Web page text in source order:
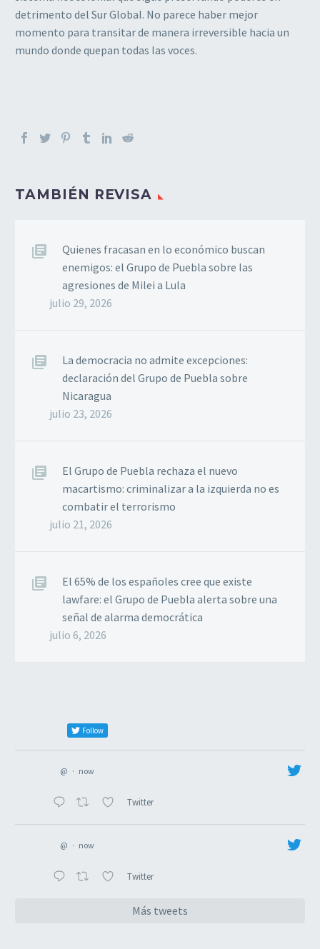
detrimento del Sur Global. No parece haber mejor
momento para transitar de manera irreversible hacia un
mundo donde quepan todas las voces.
TAMBIÉN REVISA
Quienes fracasan en lo económico buscan
enemigos: el Grupo de Puebla sobre las
agresiones de Milei a Lula
julio 29, 2026
La democracia no admite excepciones:
declaración del Grupo de Puebla sobre
Nicaragua
julio 23, 2026
El Grupo de Puebla rechaza el nuevo
macartismo: criminalizar a la izquierda no es
combatir el terrorismo
julio 21, 2026
El 65% de los españoles cree que existe
lawfare: el Grupo de Puebla alerta sobre una
señal de alarma democrática
julio 6, 2026
Follow
@ · now
Twitter
@ · now
Twitter
Más tweets